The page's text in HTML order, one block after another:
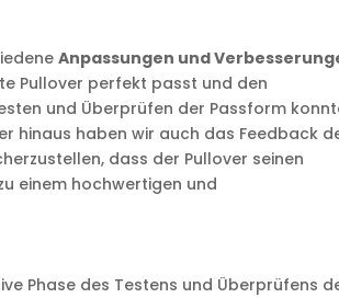
Anpassungen und
Pullover perfekt passt und den
und Überprüfen der Passform
hinaus haben wir auch das Feedback
dass der Pullover seinen
einem hochwertigen und
Phase des Testens und Überprüfens